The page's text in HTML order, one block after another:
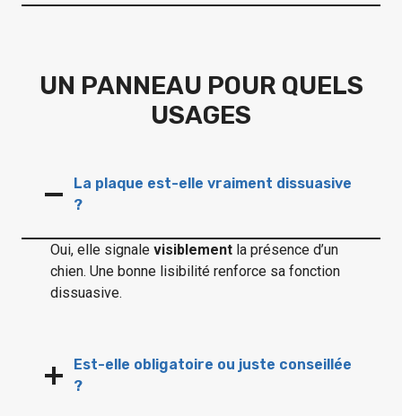
UN PANNEAU POUR QUELS
USAGES
La plaque est-elle vraiment dissuasive
?
Oui, elle signale visiblement la présence d’un
chien. Une bonne lisibilité renforce sa fonction
dissuasive.
Est-elle obligatoire ou juste conseillée
?